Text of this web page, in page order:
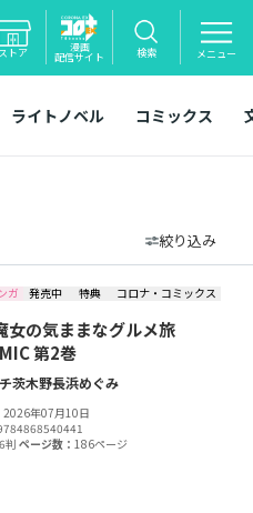
ストア 漫画
配信サイト 検索 メニュー
ライトノベル コミックス
絞り込み
ガ 発売中 特典 コロナ・コミックス
女の気ままなグルメ旅
第2巻
茨木野長浜めぐみ
2026年07月10日
判ページ数：186ページ